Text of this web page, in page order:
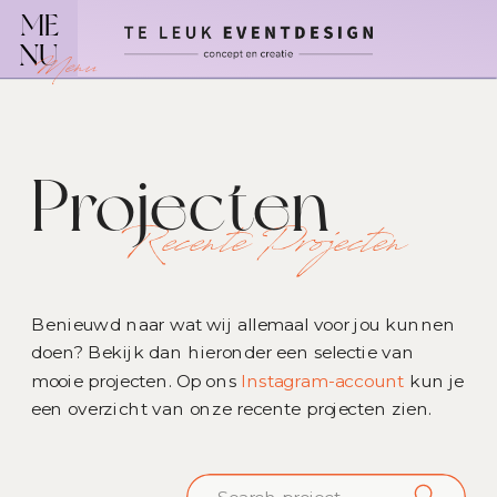
ME
NU
Menu
Search
Benieuwd naar wat wij allemaal voor jou kunnen
doen? Bekijk dan hieronder een selectie van
mooie projecten. Op ons Instagram-account kun je
een overzicht van onze recente projecten zien.
Recente Projecten
Projecten